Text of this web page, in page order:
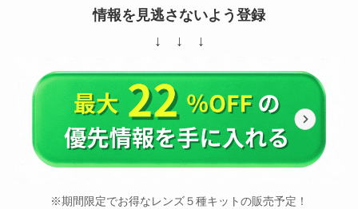
情報を見逃さないよう登録
↓ ↓ ↓
※期間限定でお得なレンズ５種キットの販売予定！